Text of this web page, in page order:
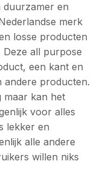
duurzamer en
merk
losse producten
all purpose
een kant en
andere producten.
maar kan het
voor alles
lekker en
alle andere
willen niks